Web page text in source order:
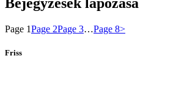
Bejegyzések lapozása
Page 1Page 2Page 3…Page 8>
Friss